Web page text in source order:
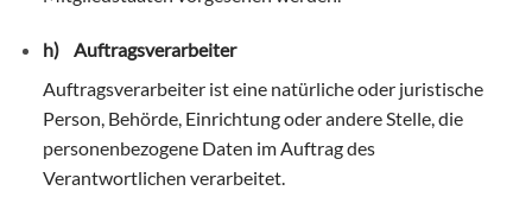
h) Auftragsverarbeiter
Auftragsverarbeiter ist eine natürliche oder juristische
Person, Behörde, Einrichtung oder andere Stelle, die
personenbezogene Daten im Auftrag des
Verantwortlichen verarbeitet.